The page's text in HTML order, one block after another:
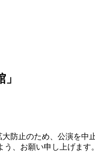
防止のため、公演を中
、お願い申し上げます。